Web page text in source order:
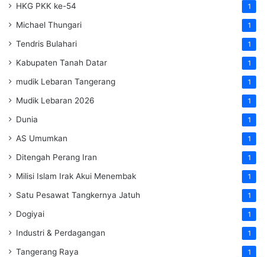
HKG PKK ke-54 1
Michael Thungari 1
Tendris Bulahari 1
Kabupaten Tanah Datar 1
mudik Lebaran Tangerang 1
Mudik Lebaran 2026 1
Dunia 1
AS Umumkan 1
Ditengah Perang Iran 1
Milisi Islam Irak Akui Menembak 1
Satu Pesawat Tangkernya Jatuh 1
Dogiyai 1
Industri & Perdagangan 1
Tangerang Raya 1